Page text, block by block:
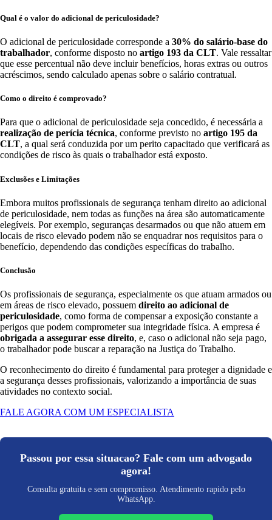
Qual é o valor do adicional de periculosidade?
O adicional de periculosidade corresponde a 30% do salário-base do
trabalhador, conforme disposto no artigo 193 da CLT. Vale ressaltar
que esse percentual não deve incluir benefícios, horas extras ou outros
acréscimos, sendo calculado apenas sobre o salário contratual.
Como o direito é comprovado?
Para que o adicional de periculosidade seja concedido, é necessária a
realização de perícia técnica, conforme previsto no artigo 195 da
CLT, a qual será conduzida por um perito capacitado que verificará as
condições de risco às quais o trabalhador está exposto.
Exclusões e Limitações
Embora muitos profissionais de segurança tenham direito ao adicional
de periculosidade, nem todas as funções na área são automaticamente
elegíveis. Por exemplo, seguranças desarmados ou que não atuem em
locais de risco elevado podem não se enquadrar nos requisitos para o
benefício, dependendo das condições específicas do trabalho.
Conclusão
Os profissionais de segurança, especialmente os que atuam armados ou
em áreas de risco elevado, possuem direito ao adicional de
periculosidade, como forma de compensar a exposição constante a
perigos que podem comprometer sua integridade física. A empresa é
obrigada a assegurar esse direito, e, caso o adicional não seja pago,
o trabalhador pode buscar a reparação na Justiça do Trabalho.
O reconhecimento do direito é fundamental para proteger a dignidade e
a segurança desses profissionais, valorizando a importância de suas
atividades no contexto social.
FALE AGORA COM UM ESPECIALISTA
Passou por essa situacao? Fale com um advogado
agora!
Consulta gratuita e sem compromisso. Atendimento rapido pelo
WhatsApp.